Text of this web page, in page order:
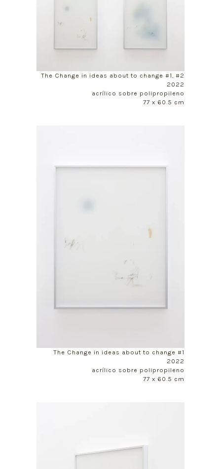
The Change in ideas about to change #1, #2
2022
acrílico sobre polipropileno
77 x 60.5 cm
The Change in ideas about to change #1
2022
acrílico sobre polipropileno
77 x 60.5 cm